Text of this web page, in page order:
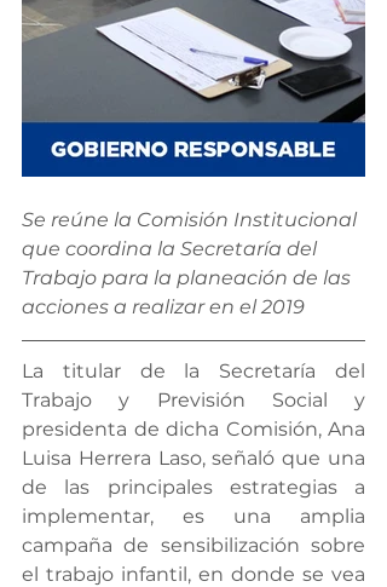
Se reúne la Comisión Institucional
que coordina la Secretaría del
Trabajo para la planeación de las
acciones a realizar en el 2019
La titular de la Secretaría del
Trabajo y Previsión Social y
presidenta de dicha Comisión, Ana
Luisa Herrera Laso, señaló que una
de las principales estrategias a
implementar, es una amplia
campaña de sensibilización sobre
el trabajo infantil, en donde se vea